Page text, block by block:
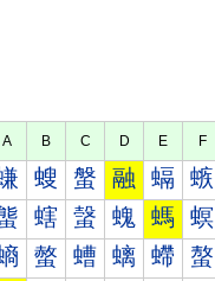
A B C D E F
螋 螌 融 螎 螏
螛 螜 螝 螞 螟
螫 螬 螭 螮 螯